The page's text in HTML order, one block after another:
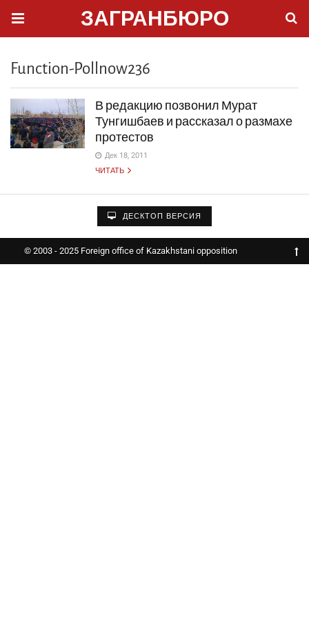
ЗАГРАНБЮРО
Function-Pollnow236
В редакцию позвонил Мурат
Тунгишбаев и рассказал о размахе
протестов
Дек 18, 2011
ЧИТАТЬ
ДЕСКТОП ВЕРСИЯ
© 2003 - 2025 Foreign office of Kazakhstani opposition